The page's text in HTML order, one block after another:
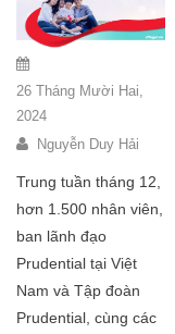
26 Tháng Mười Hai,
2024
Nguyễn Duy Hải
Trung tuần tháng 12,
hơn 1.500 nhân viên,
ban lãnh đạo
Prudential tại Việt
Nam và Tập đoàn
Prudential, cùng các